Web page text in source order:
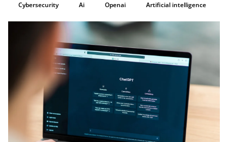
Cybersecurity Ai Openai Artificial intelligence